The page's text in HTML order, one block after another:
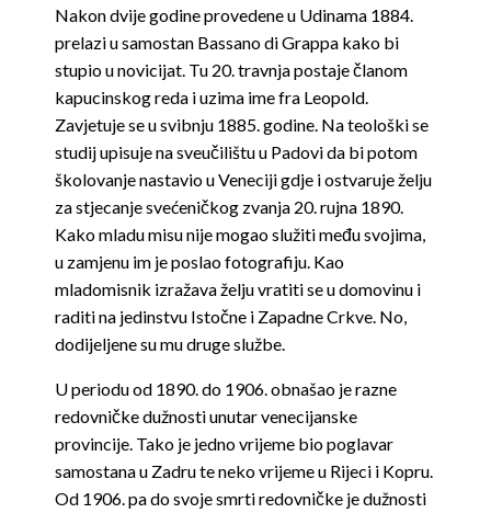
Nakon dvije godine provedene u Udinama 1884.
prelazi u samostan Bassano di Grappa kako bi
stupio u novicijat. Tu 20. travnja postaje članom
kapucinskog reda i uzima ime fra Leopold.
Zavjetuje se u svibnju 1885. godine. Na teološki se
studij upisuje na sveučilištu u Padovi da bi potom
školovanje nastavio u Veneciji gdje i ostvaruje želju
za stjecanje svećeničkog zvanja 20. rujna 1890.
Kako mladu misu nije mogao služiti među svojima,
u zamjenu im je poslao fotografiju. Kao
mladomisnik izražava želju vratiti se u domovinu i
raditi na jedinstvu Istočne i Zapadne Crkve. No,
dodijeljene su mu druge službe.
U periodu od 1890. do 1906. obnašao je razne
redovničke dužnosti unutar venecijanske
provincije. Tako je jedno vrijeme bio poglavar
samostana u Zadru te neko vrijeme u Rijeci i Kopru.
Od 1906. pa do svoje smrti redovničke je dužnosti